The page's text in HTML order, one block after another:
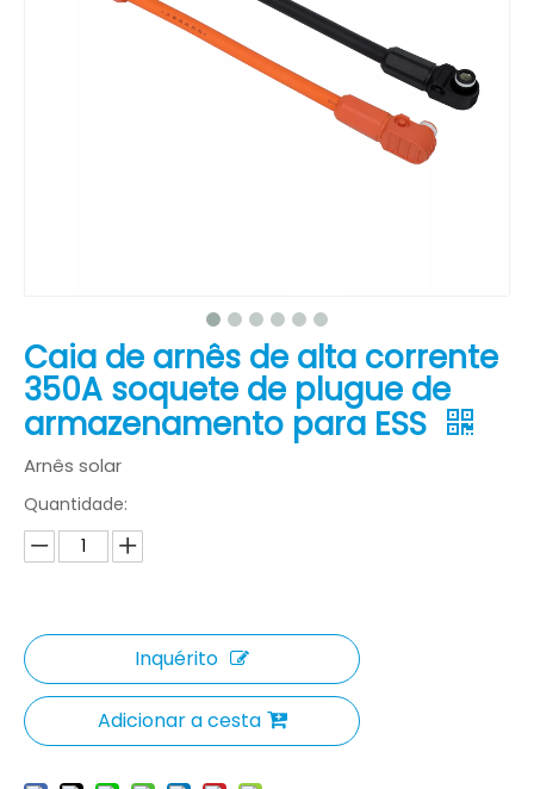
Caia de arnês de alta corrente
350A soquete de plugue de
armazenamento para ESS
Arnês solar
Quantidade:
Inquérito
Adicionar a cesta